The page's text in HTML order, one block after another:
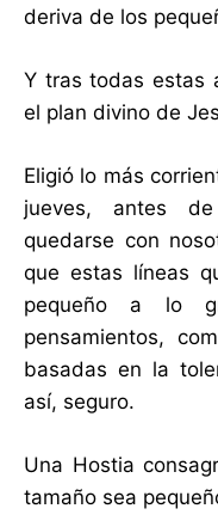
deriva de los
Y tras todas estas
el plan divino de
Eligió lo más
jueves, antes
quedarse con
que estas líneas
pequeño a lo
pensamientos,
basadas en la
así, seguro.
Una Hostia
tamaño sea